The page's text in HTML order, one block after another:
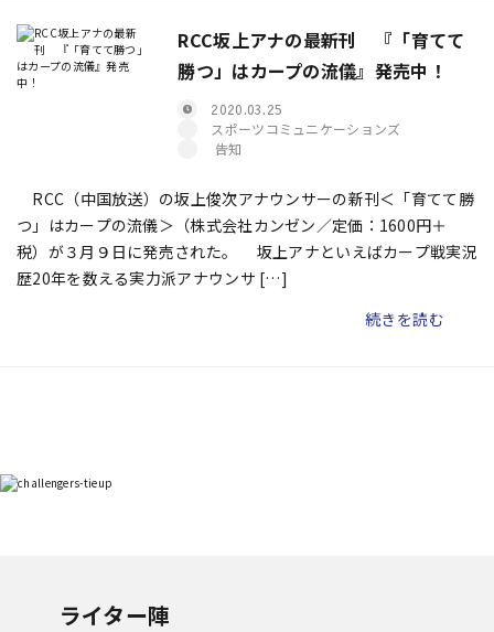
RCC坂上アナの最新刊 『「育てて
勝つ」はカープの流儀』発売中！
2020.03.25
スポーツコミュニケーションズ
告知
RCC（中国放送）の坂上俊次アナウンサーの新刊＜「育てて勝
つ」はカープの流儀＞（株式会社カンゼン／定価：1600円＋
税）が３月９日に発売された。 坂上アナといえばカープ戦実況
歴20年を数える実力派アナウンサ […]
続きを読む
ライター陣